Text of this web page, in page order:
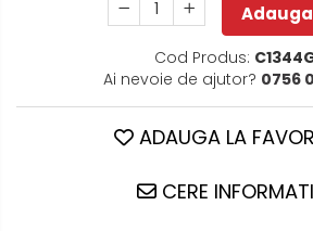
Cod Produs:
Ai nevoie de ajutor? 0756
ADAUGA LA
CERE